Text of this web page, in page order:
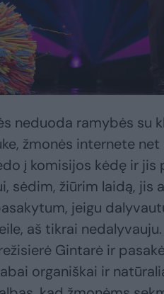
neduoda ramybės su
žmonės internete
į komisijos kėdę ir jis
sėdim, žiūrim laidą, jis
jeigu
aš tikrai
Gintarė ir
organiškai ir